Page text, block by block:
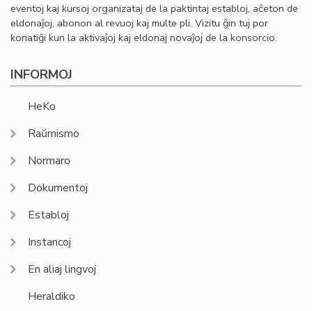
eventoj kaj kursoj organizataj de la paktintaj establoj, aĉeton de
eldonaĵoj, abonon al revuoj kaj multe pli. Vizitu ĝin tuj por
konatiĝi kun la aktivaĵoj kaj eldonaj novaĵoj de la konsorcio.
INFORMOJ
HeKo
Raŭmismo
Normaro
Dokumentoj
Establoj
Instancoj
En aliaj lingvoj
Heraldiko